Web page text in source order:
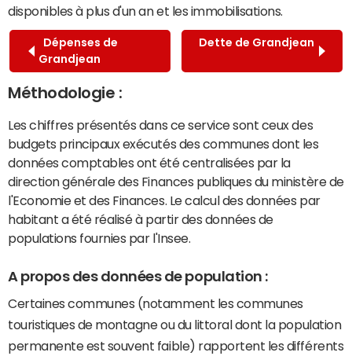
disponibles à plus d'un an et les immobilisations.
Dépenses de
Grandjean
Dette de Grandjean
Méthodologie :
Les chiffres présentés dans ce service sont ceux des
budgets principaux exécutés des communes dont les
données comptables ont été centralisées par la
direction générale des Finances publiques du ministère de
l'Economie et des Finances. Le calcul des données par
habitant a été réalisé à partir des données de
populations fournies par l'Insee.
A propos des données de population :
Certaines communes (notamment les communes
touristiques de montagne ou du littoral dont la population
permanente est souvent faible) rapportent les différents